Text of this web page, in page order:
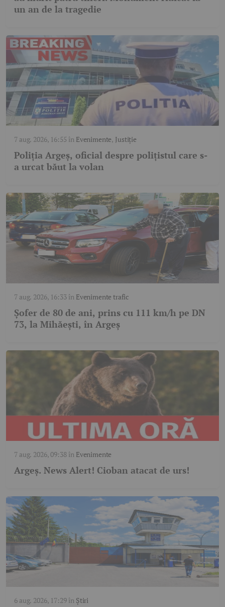
un an de la tragedie
7 aug. 2026, 16:55 în Evenimente, Justiție
Poliția Argeș, oficial despre polițistul care s-
a urcat băut la volan
7 aug. 2026, 16:33în Evenimente trafic
Șofer de 80 de ani, prins cu 111 km/h pe DN
73, la Mihăești, în Argeș
7 aug. 2026, 09:38în Evenimente
Argeş. News Alert! Cioban atacat de urs!
6 aug. 2026, 17:29în Știri